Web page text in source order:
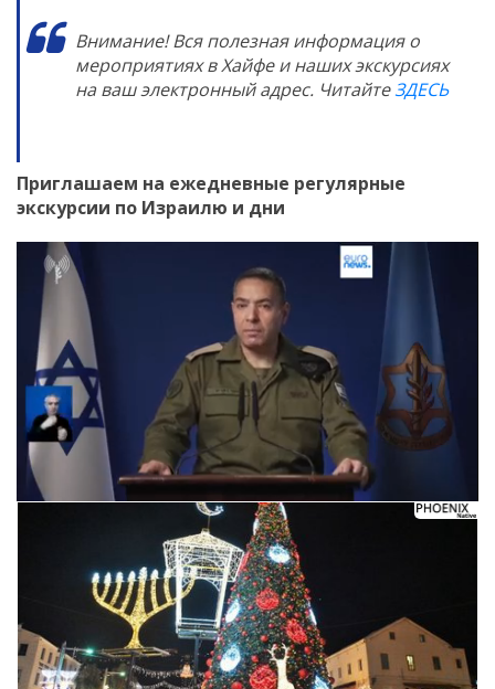
Внимание! Вся полезная информация о
мероприятиях в Хайфе и наших экскурсиях
на ваш электронный адрес. ЧитайтеЗДЕСЬ
Приглашаем на ежедневные регулярные
экскурсии по Израилю и дни
Следующее видео через 5 Отмена